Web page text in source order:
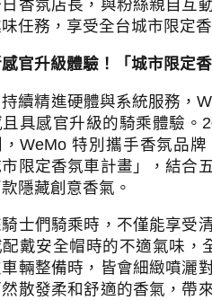
香氛店長，與粉絲親自互
任務，享受全台城市限定
官升級體驗！「城市限定
持續精進硬體與系統服務，
具感官升級的騎乘體驗。
，WeMo特別攜手香氛品牌
市限定香氛車計畫」，結合
隱藏創意香氣。
士們騎乘時，不僅能享受
戴安全帽時的不適氣味，
輛整備時，皆會細緻噴灑
散發柔和舒適的香氣，帶